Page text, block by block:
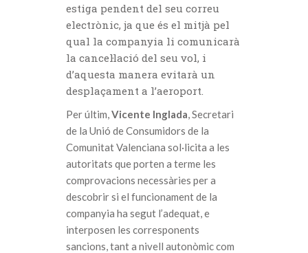
estiga pendent del seu correu
electrònic, ja que és el mitjà pel
qual la companyia li comunicarà
la cancel·lació del seu vol, i
d’aquesta manera evitarà un
desplaçament a l’aeroport.
Per últim,Vicente Inglada, Secretari
de la Unió de Consumidors de la
Comunitat Valenciana sol·licita a les
autoritats que porten a terme les
comprovacions necessàries per a
descobrir si el funcionament de la
companyia ha segut l’adequat, e
interposen les corresponents
sancions, tant a nivell autonòmic com